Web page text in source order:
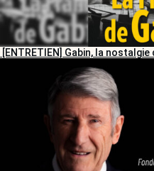
[ENTRETIEN] Gabin, la nostalgie